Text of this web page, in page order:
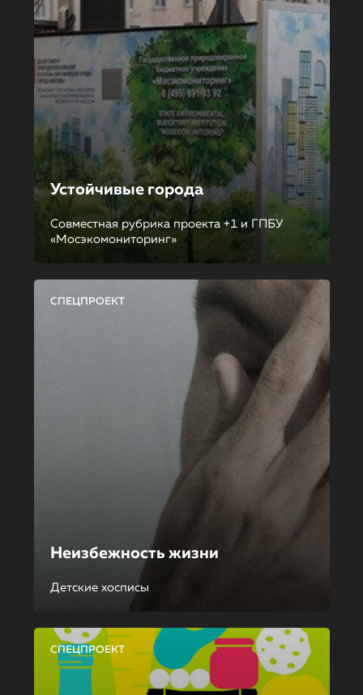
Устойчивые города
Совместная рубрика проекта +1 и ГПБУ
«Мосэкомониторинг»
СПЕЦПРОЕКТ
Неизбежность жизни
Детские хосписы
СПЕЦПРОЕКТ